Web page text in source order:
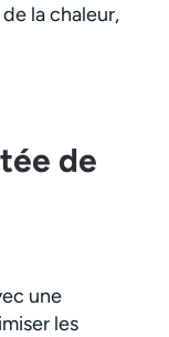
la chaleur,
de
une
les